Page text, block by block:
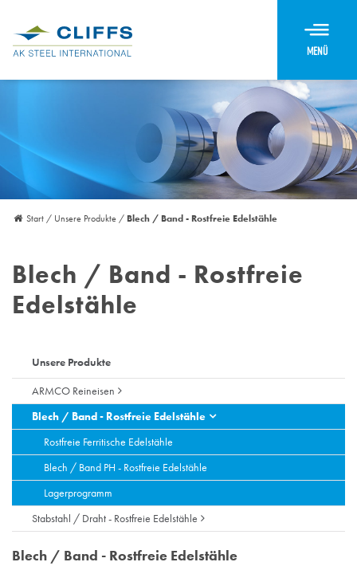
Menü
Start / Unsere Produkte / Blech / Band - Rostfreie Edelstähle
Blech / Band - Rostfreie
Edelstähle
Unsere Produkte
ARMCO Reineisen
Blech / Band - Rostfreie Edelstähle
Rostfreie Ferritische Edelstähle
Blech / Band PH - Rostfreie Edelstähle
Lagerprogramm
Stabstahl / Draht - Rostfreie Edelstähle
Blech / Band - Rostfreie Edelstähle